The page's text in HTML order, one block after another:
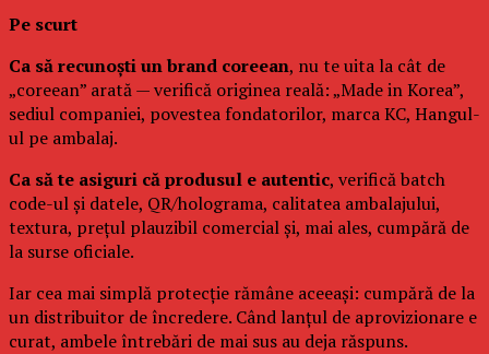
Pe scurt
Ca să recunoști un brand coreean, nu te uita la cât de
„coreean” arată — verifică originea reală: „Made in Korea”,
sediul companiei, povestea fondatorilor, marca KC, Hangul-
ul pe ambalaj.
Ca să te asiguri că produsul e autentic, verifică batch
code-ul și datele, QR/holograma, calitatea ambalajului,
textura, prețul plauzibil comercial și, mai ales, cumpără de
la surse oficiale.
Iar cea mai simplă protecție rămâne aceeași: cumpără de la
un distribuitor de încredere. Când lanțul de aprovizionare e
curat, ambele întrebări de mai sus au deja răspuns.